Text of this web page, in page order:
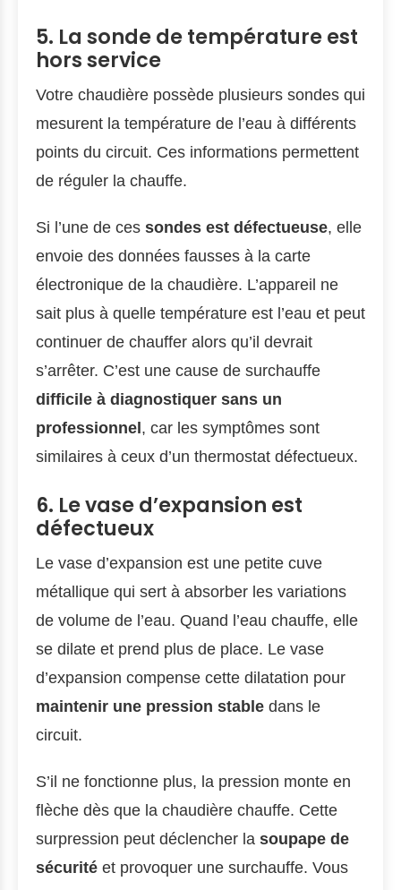
5. La sonde de température est
hors service
Votre chaudière possède plusieurs sondes qui
mesurent la température de l’eau à différents
points du circuit. Ces informations permettent
de réguler la chauffe.
Si l’une de ces sondes est défectueuse, elle
envoie des données fausses à la carte
électronique de la chaudière. L’appareil ne
sait plus à quelle température est l’eau et peut
continuer de chauffer alors qu’il devrait
s’arrêter. C’est une cause de surchauffe
difficile à diagnostiquer sans un
professionnel, car les symptômes sont
similaires à ceux d’un thermostat défectueux.
6. Le vase d’expansion est
défectueux
Le vase d’expansion est une petite cuve
métallique qui sert à absorber les variations
de volume de l’eau. Quand l’eau chauffe, elle
se dilate et prend plus de place. Le vase
d’expansion compense cette dilatation pour
maintenir une pression stable dans le
circuit.
S’il ne fonctionne plus, la pression monte en
flèche dès que la chaudière chauffe. Cette
surpression peut déclencher la soupape de
sécurité et provoquer une surchauffe. Vous